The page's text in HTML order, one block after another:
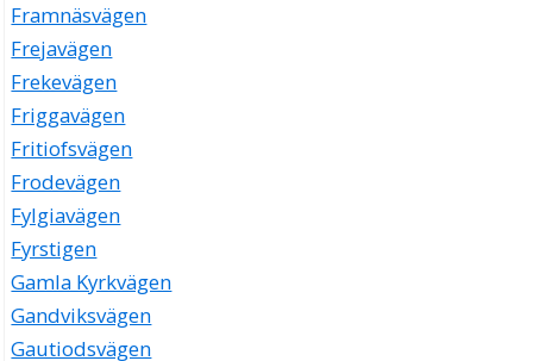
Framnäsvägen
Frejavägen
Frekevägen
Friggavägen
Fritiofsvägen
Frodevägen
Fylgiavägen
Fyrstigen
Gamla Kyrkvägen
Gandviksvägen
Gautiodsvägen